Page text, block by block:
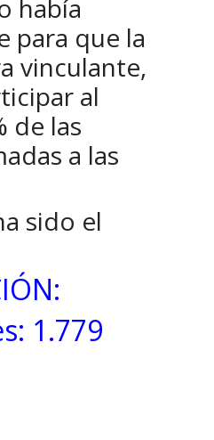
había
para que la
vinculante,
al
de las
a las
sido el
1.779